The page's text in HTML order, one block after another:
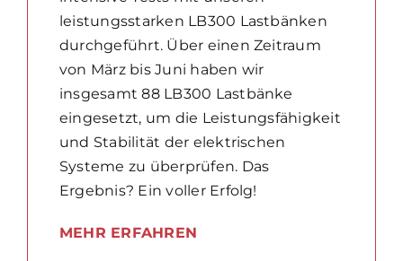
leistungsstarken LB300 Lastbänken
durchgeführt. Über einen Zeitraum
von März bis Juni haben wir
insgesamt 88 LB300 Lastbänke
eingesetzt, um die Leistungsfähigkeit
und Stabilität der elektrischen
Systeme zu überprüfen. Das
Ergebnis? Ein voller Erfolg!
MEHR ERFAHREN